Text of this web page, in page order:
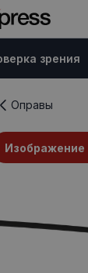
зрения
Оправы
Изображение